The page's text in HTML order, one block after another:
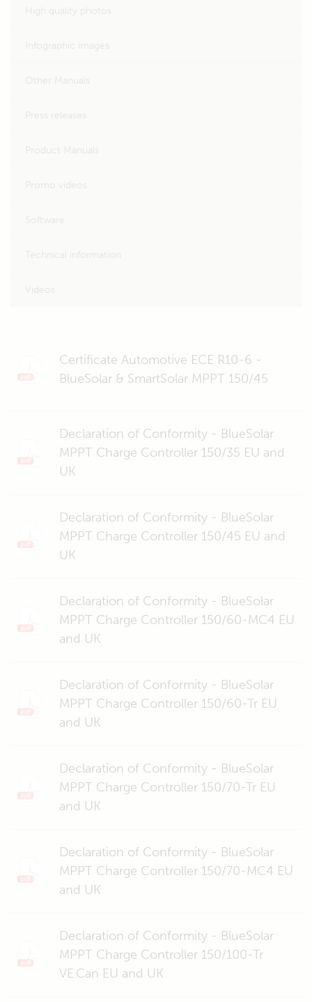
Certificate Automotive ECE R10-6 -
BlueSolar & SmartSolar MPPT 150/45
Declaration of Conformity - BlueSolar
MPPT Charge Controller 150/35 EU and
UK
Declaration of Conformity - BlueSolar
MPPT Charge Controller 150/45 EU and
UK
Declaration of Conformity - BlueSolar
MPPT Charge Controller 150/60-MC4 EU
and UK
Declaration of Conformity - BlueSolar
MPPT Charge Controller 150/60-Tr EU
and UK
Declaration of Conformity - BlueSolar
MPPT Charge Controller 150/70-Tr EU
and UK
Declaration of Conformity - BlueSolar
MPPT Charge Controller 150/70-MC4 EU
and UK
Declaration of Conformity - BlueSolar
MPPT Charge Controller 150/100-Tr
VE.Can EU and UK